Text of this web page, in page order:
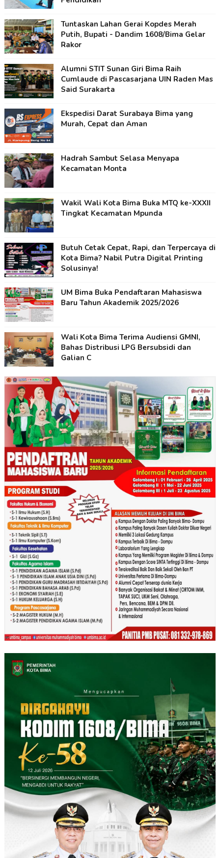
Tuntaskan Lahan Gerai Kopdes Merah
Putih, Bupati - Dandim 1608/Bima Gelar
Rakor
Alumni STIT Sunan Giri Bima Raih
Cumlaude di Pascasarjana UIN Raden Mas
Said Surakarta
Ekspedisi Darat Surabaya Bima yang
Murah, Cepat dan Aman
Hadrah Sambut Selasa Menyapa
Kecamatan Monta
Wakil Wali Kota Bima Buka MTQ ke-XXXII
Tingkat Kecamatan Mpunda
Butuh Cetak Cepat, Rapi, dan Terpercaya di
Kota Bima? Nabil Putra Digital Printing
Solusinya!
UM Bima Buka Pendaftaran Mahasiswa
Baru Tahun Akademik 2025/2026
Wali Kota Bima Terima Audiensi GMNI,
Bahas Distribusi LPG Bersubsidi dan
Galian C